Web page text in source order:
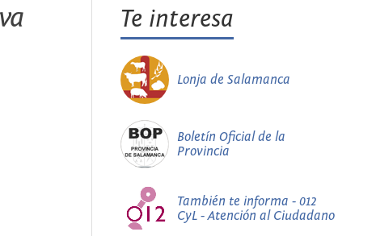
Te interesa
Lonja de Salamanca
Boletín Oficial de la
Provincia
También te informa - 012
CyL - Atención al Ciudadano